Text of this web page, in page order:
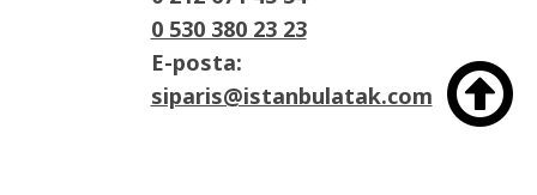

0 530 380 23 23
E-posta:
siparis@istanbulatak.com